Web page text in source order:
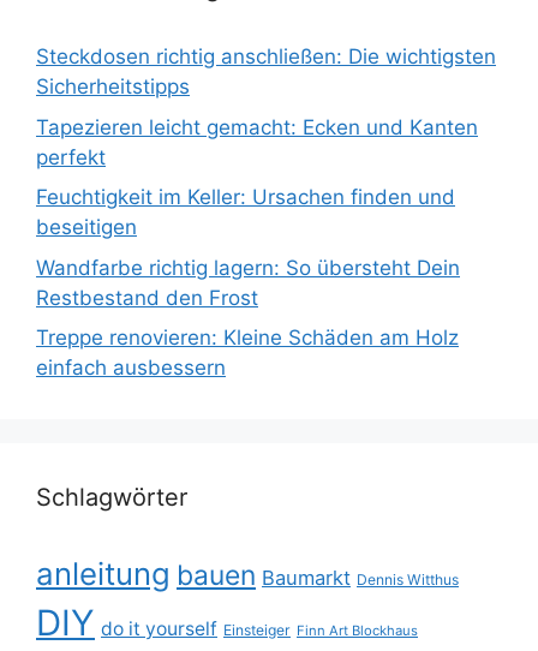
Steckdosen richtig anschließen: Die wichtigsten
Sicherheitstipps
Tapezieren leicht gemacht: Ecken und Kanten
perfekt
Feuchtigkeit im Keller: Ursachen finden und
beseitigen
Wandfarbe richtig lagern: So übersteht Dein
Restbestand den Frost
Treppe renovieren: Kleine Schäden am Holz
einfach ausbessern
Schlagwörter
anleitung bauen Baumarkt Dennis Witthus
DIY do it yourself Einsteiger Finn Art Blockhaus